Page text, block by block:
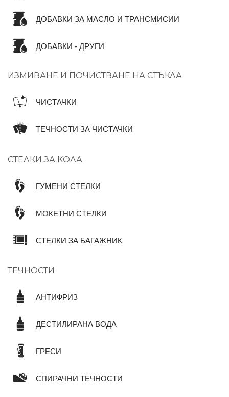
ДОБАВКИ ЗА МАСЛО И ТРАНСМИСИИ
ДОБАВКИ - ДРУГИ
ИЗМИВАНЕ И ПОЧИСТВАНЕ НА СТЪКЛА
ЧИСТАЧКИ
ТЕЧНОСТИ ЗА ЧИСТАЧКИ
СТЕЛКИ ЗА КОЛА
ГУМЕНИ СТЕЛКИ
МОКЕТНИ СТЕЛКИ
СТЕЛКИ ЗА БАГАЖНИК
ТЕЧНОСТИ
АНТИФРИЗ
ДЕСТИЛИРАНА ВОДА
ГРЕСИ
СПИРАЧНИ ТЕЧНОСТИ